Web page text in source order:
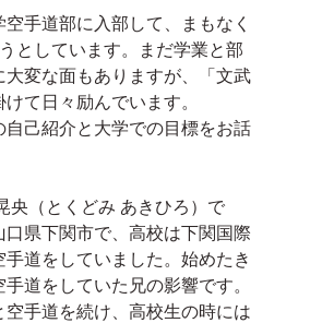
手道部に入部して、まもなく
としています。まだ学業と部
大変な面もありますが、「文武
て日々励んでいます。
自己紹介と大学での目標をお話
央（とくどみ あきひろ）で
口県下関市で、高校は下関国際
道をしていました。始めたき
道をしていた兄の影響です。
空手道を続け、高校生の時には